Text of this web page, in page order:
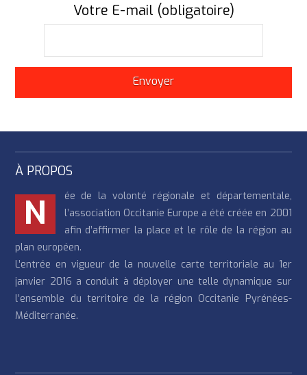
Votre E-mail (obligatoire)
À PROPOS
N
ée de la volonté régionale et départementale,
l’association Occitanie Europe a été créée en 2001
afin d’affirmer la place et le rôle de la région au
plan européen.
L’entrée en vigueur de la nouvelle carte territoriale au 1er
janvier 2016 a conduit à déployer une telle dynamique sur
l’ensemble du territoire de la région Occitanie Pyrénées-
Méditerranée.